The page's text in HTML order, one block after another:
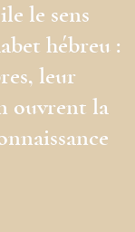
le sens
hébreu :
leur
ouvrent la